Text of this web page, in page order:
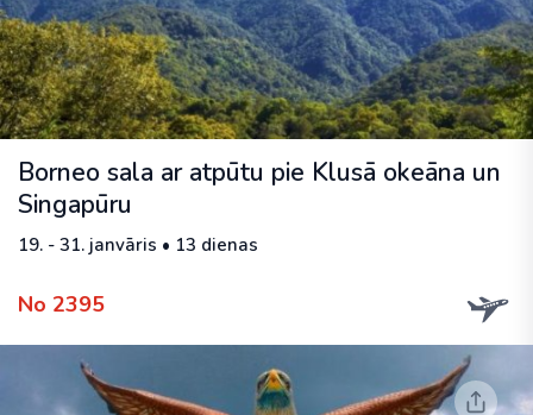
Borneo sala ar atpūtu pie Klusā okeāna un
Singapūru
19. - 31. janvāris • 13 dienas
No 2395